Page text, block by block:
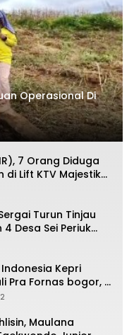
Operasional Di
7 Orang Diduga
di Lift KTV Majestik
Hukum JAP
Turun Tinjau
Desa Sei Periuk
Kepri
Pra Fornas bogor, 3
Maulana